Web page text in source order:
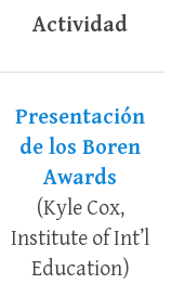
Actividad
Presentación
de los Boren
Awards
(Kyle Cox,
Institute of Int’l
Education)